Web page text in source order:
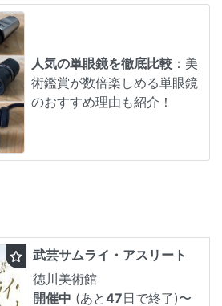
人気の単眼鏡を徹底比較 ：美
術鑑賞が数倍楽しめる単眼鏡
のおすすめ理由も紹介！
武芸サムライ・アスリート
徳川美術館
開催中 (あと47日で終了)〜